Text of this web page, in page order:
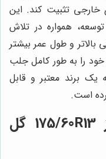
خارجی تثبیت کند. این
همواره در تلاش
بالاتر و طول عمر بیشتر
خود را به طور کامل جلب
یک برند معتبر و قابل
است.
بررسی جامع لاستیک بارز 175/60R13 گل